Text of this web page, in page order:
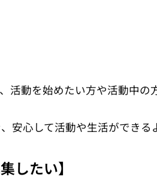
活動を始めたい方や活動中の
安心して活動や生活ができる
したい】